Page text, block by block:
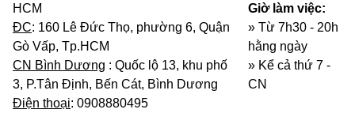
HCM
ĐC: 160 Lê Đức Thọ, phường 6, Quận
Gò Vấp, Tp.HCM
CN Bình Dương : Quốc lộ 13, khu phố
3, P.Tân Định, Bến Cát, Bình Dương
Điện thoại: 0908880495
Giờ làm việc:
» Từ 7h30 - 20h
hằng ngày
» Kể cả thứ 7 -
CN